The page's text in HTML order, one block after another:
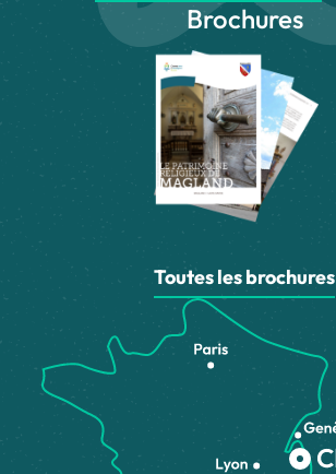
Brochures
Toutes les brochures